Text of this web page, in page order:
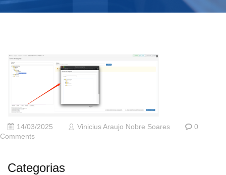
14/03/2025 Vinicius Araujo Nobre Soares
0
Comments
Categorias